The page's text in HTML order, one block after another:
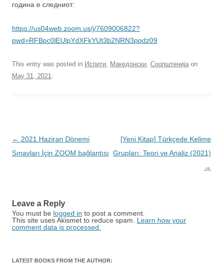
година е следниот:
https://us04web.zoom.us/j/7609006822?
pwd=RFBpc0lEUlpYdXFkYUt3b2NRN3ppdz09
This entry was posted in Испити, Македонски, Соопштенија on
May 31, 2021.
Post
navigation
← 2021 Haziran Dönemi
Sınavları İçin ZOOM bağlantısı
[Yeni Kitap] Türkçede Kelime
Grupları: Teori ve Analiz (2021)
→
Leave a Reply
You must be logged in to post a comment.
This site uses Akismet to reduce spam. Learn how your
comment data is processed.
LATEST BOOKS FROM THE AUTHOR: